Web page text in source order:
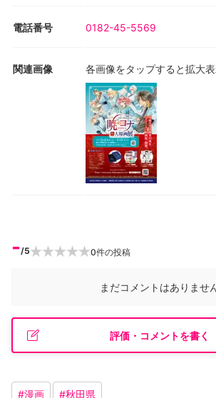
電話番号 0182-45-5569
関連画像 各画像をタップすると拡大
-/5 0件の投稿
まだコメントはありませ
評価・コメントを書く
#漫画 #秋田県